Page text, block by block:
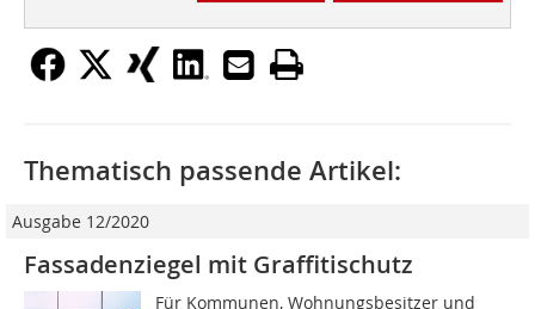
Thematisch passende Artikel:
Ausgabe 12/2020
Fassadenziegel mit Graffitischutz
Für Kommunen, Wohnungsbesitzer und